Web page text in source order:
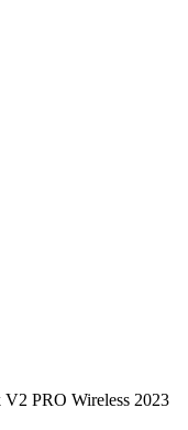
V2 PRO Wireless 2023